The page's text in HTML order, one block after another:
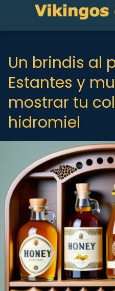
Un brindis al
Estantes y
mostrar tu
hidromiel